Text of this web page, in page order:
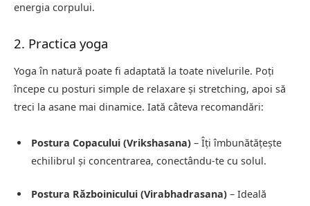
energia corpului.
2. Practica yoga
Yoga în natură poate fi adaptată la toate nivelurile. Poți
începe cu posturi simple de relaxare și stretching, apoi să
treci la asane mai dinamice. Iată câteva recomandări:
Postura Copacului (Vrikshasana) – Îți îmbunătățește
echilibrul și concentrarea, conectându-te cu solul.
Postura Războinicului (Virabhadrasana) – Ideală